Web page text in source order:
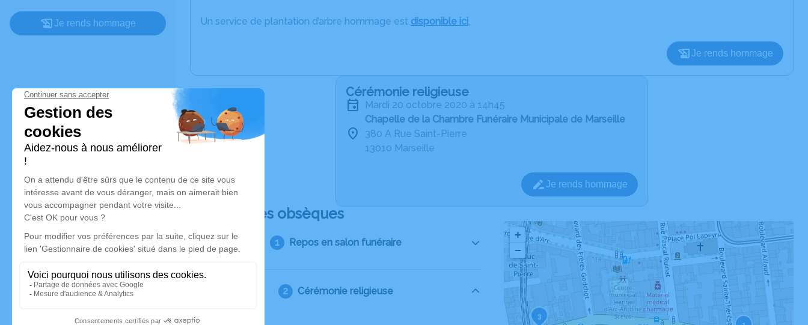
Je rends hommage Un service de plantation d’arbre hommage est disponible ici.
Je rends hommage
Cérémonie religieuse
mardi 20 octobre 2020 à 14h45
Chapelle de la Chambre Funéraire Municipale de Marseille
380 A Rue Saint-Pierre
13010 Marseille
Je rends hommage
Déroulé des obsèques
Repos en salon funéraire
Cérémonie religieuse
3
+
−